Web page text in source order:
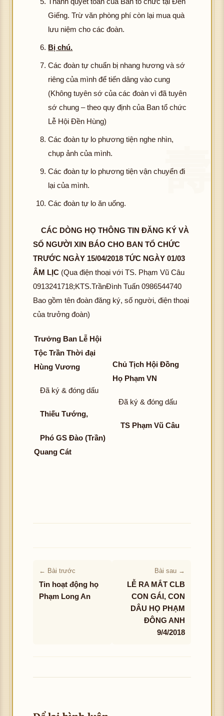
Giếng. Trừ văn phòng phí còn lại mua quà
lưu niệm cho các đoàn.
Bị chú.
Các đoàn tự chuẩn bị nhang hương và sớ
riêng của mình để tiến dâng vào cung
(Không tuyên sớ của các đoàn vì đã tuyên
sớ chung – theo quy định của Ban tổ chức
Lễ Hội Đền Hùng)
Các đoàn tự lo phương tiện nghe nhìn,
chụp ảnh của mình.
Các đoàn tự lo phương tiện vận chuyển đi
lại của mình.
Các đoàn tự lo ăn uống.
CÁC DÒNG HỌ THÔNG TIN ĐĂNG KÝ VÀ
SỐ NGƯỜI XIN BÁO CHO BAN TỔ CHỨC
TRƯỚC NGÀY 15/04/2018 TỨC NGÀY 01/03
ÂM LỊC (Qua điện thoại với TS. Phạm Vũ Câu
0913241718;KTS.TrầnĐình Tuấn 0986544740
Bao gồm tên đoàn đăng ký, số người, điện thoại
của trưởng đoàn)
Trưởng Ban Lễ Hội
Tộc Trần Thời đại
Hùng Vương
Đã ký & đóng dấu
Thiếu Tướng,
Phó GS Đào (Trần)
Quang Cát
Chủ Tịch Hội Đồng
Họ Phạm VN
Đã ký & đóng dấu
TS Phạm Vũ Câu
← Bài trước
Tin hoạt động họ
Phạm Long An
Bài sau →
LỄ RA MẮT CLB
CON GÁI, CON
DÂU HỌ PHẠM
ĐÔNG ANH
9/4/2018